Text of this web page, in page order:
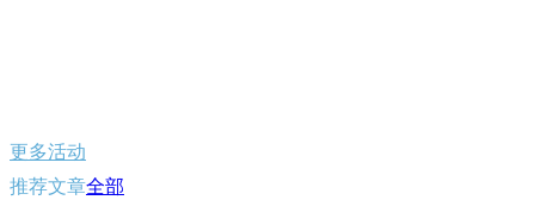
更多活动
推荐文章全部